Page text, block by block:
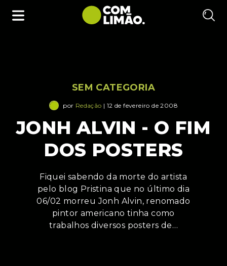
SEM CATEGORIA
por Redação | 12 de fevereiro de 2008
JONH ALVIN - O FIM
DOS POSTERS
Fiquei sabendo da morte do artista
pelo blog Pristina que no último dia
06/02 morreu Jonh Alvin, renomado
pintor americano tinha como
trabalhos diversos posters de…